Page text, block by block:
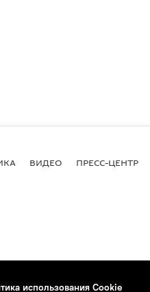
ВИДЕО ПРЕСС-ЦЕНТР
использования Cookie